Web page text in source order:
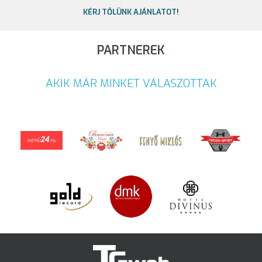
KÉRJ TŐLÜNK AJÁNLATOT!
PARTNEREK
AKIK MÁR MINKET VÁLASZOTTAK